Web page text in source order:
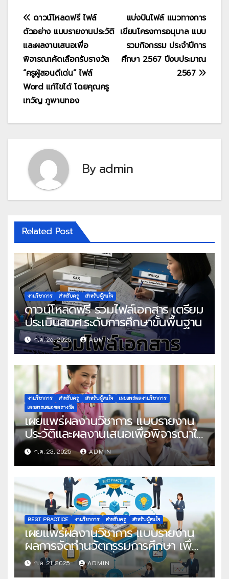
แนะแนว
เรื่อง
แบ่งปันไฟล์ แนวทางการ
เขียนโครงการอนุบาล แบบ
รวมกิจกรรม ประจำปีการ
ศึกษา 2567 ปีงบประมาณ
2567
ดาวน์โหลดฟรี ไฟล์
ตัวอย่าง แบบรายงานประวัติ
และผลงานเสนอเพื่อ
พิจารณาคัดเลือกรับรางวัล
“ครูผู้สอนดีเด่น” ไฟล์
Word แก้ไขได้ โดยคุณครู
เทวัญ ภูพานทอง
Byadmin
Related Post
งานวิชาการ สำหรับครู สำหรับผู้สนใจ
ดาวน์โหลดฟรี รวมไฟล์เอกสาร เตรียม
ประเมินสมศ.ระดับการศึกษาขั้นพื้นฐาน
ก.ค. 26, 2025 ADMIN
งานวิชาการ สำหรับครู สำหรับผู้สนใจ
เผยแพร่ผลงานวิชาการ
เอกสารเสนอขอรางวัล
เผยแพร่ผลงานวิชาการ แบบรายงาน
ประวัติและผลงานเสนอเพื่อพิจารณาใน
โครงการครูดีในดวงใจ ประจำปี 2568
ครั้งที่ 22
ก.ค. 23, 2025 ADMIN
BEST PRACTICE งานวิชาการ สำหรับครู สำหรับผู้สนใจ
เผยแพร่ผลงานวิชาการ แบบรายงาน
ผลการจัดทำนวัตกรรมการศึกษา เพื่อ
คัดเลือกวิธีปฏิบัติที่เป็นเลิศ
ก.ค. 21, 2025 ADMIN